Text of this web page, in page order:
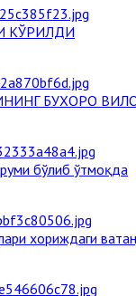
КЎРИЛДИ
БУХОРО
бўлиб ўтмоқда
хориждаги